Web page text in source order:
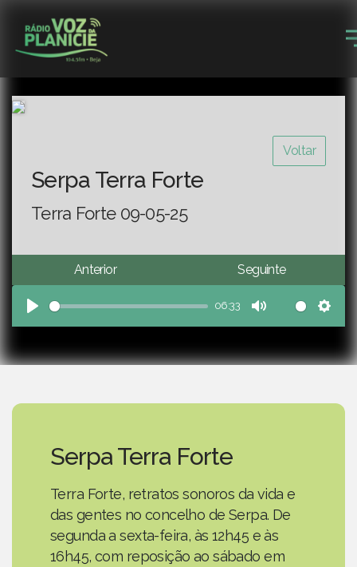
Voltar
Serpa Terra Forte
Terra Forte 09-05-25
Anterior Seguinte
Play
06:33
Mute
Serpa Terra Forte
Terra Forte, retratos sonoros da vida e
das gentes no concelho de Serpa. De
segunda a sexta-feira, às 12h45 e às
16h45, com reposição ao sábado em